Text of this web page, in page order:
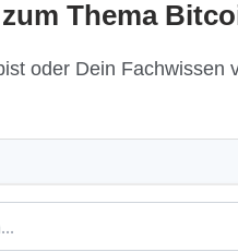
Thema
oder Dein